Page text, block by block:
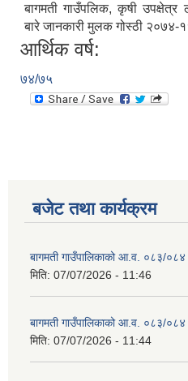
बागमती गाउँपलिक, कृषी
बारे जानकारी मुलक गोस्ठी २०७४-
आर्थिक वर्ष:
७४/७५
बजेट तथा कार्यक्रम
बागमती गाउँपालिकाको आ.व. ०८३/
मिति: 07/07/2026 - 11:46
बागमती गाउँपालिकाको आ.व. ०८३/
मिति: 07/07/2026 - 11:44